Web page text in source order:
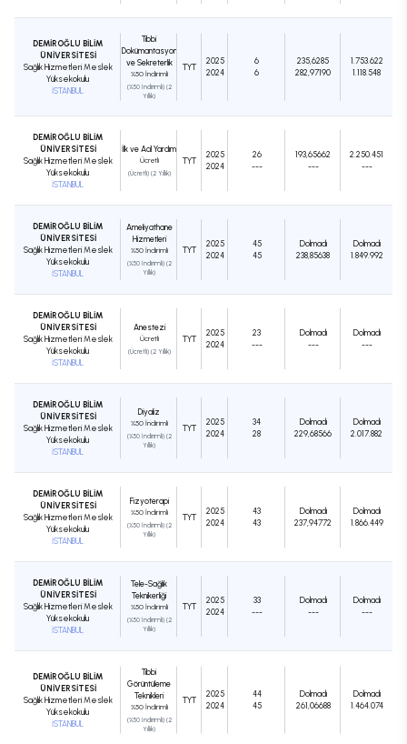
DEMİROĞLU BİLİM
ÜNİVERSİTESİ
Sağlık Hizmetleri Meslek
Yüksekokulu
İSTANBUL
Tıbbi
Dokümantasyon
ve Sekreterlik
%50 İndirimli
(%50 İndirimli) (2
Yıllık)
TYT
2025
2024
6
6
235,6285
282,97190
1.753.622
1.118.548
DEMİROĞLU BİLİM
ÜNİVERSİTESİ
Sağlık Hizmetleri Meslek
Yüksekokulu
İSTANBUL
İlk ve Acil Yardım
Ücretli
(Ücretli) (2 Yıllık)
TYT
2025
2024
26
---
193,65662
---
2.250.451
---
DEMİROĞLU BİLİM
ÜNİVERSİTESİ
Sağlık Hizmetleri Meslek
Yüksekokulu
İSTANBUL
Ameliyathane
Hizmetleri
%50 İndirimli
(%50 İndirimli) (2
Yıllık)
TYT
2025
2024
45
45
Dolmadı
238,85638
Dolmadı
1.849.992
DEMİROĞLU BİLİM
ÜNİVERSİTESİ
Sağlık Hizmetleri Meslek
Yüksekokulu
İSTANBUL
Anestezi
Ücretli
(Ücretli) (2 Yıllık)
TYT
2025
2024
23
---
Dolmadı
---
Dolmadı
---
DEMİROĞLU BİLİM
ÜNİVERSİTESİ
Sağlık Hizmetleri Meslek
Yüksekokulu
İSTANBUL
Diyaliz
%50 İndirimli
(%50 İndirimli) (2
Yıllık)
TYT
2025
2024
34
28
Dolmadı
229,68566
Dolmadı
2.017.882
DEMİROĞLU BİLİM
ÜNİVERSİTESİ
Sağlık Hizmetleri Meslek
Yüksekokulu
İSTANBUL
Fizyoterapi
%50 İndirimli
(%50 İndirimli) (2
Yıllık)
TYT
2025
2024
43
43
Dolmadı
237,94772
Dolmadı
1.866.449
DEMİROĞLU BİLİM
ÜNİVERSİTESİ
Sağlık Hizmetleri Meslek
Yüksekokulu
İSTANBUL
Tele-Sağlık
Teknikerliği
%50 İndirimli
(%50 İndirimli) (2
Yıllık)
TYT
2025
2024
33
---
Dolmadı
---
Dolmadı
---
DEMİROĞLU BİLİM
ÜNİVERSİTESİ
Sağlık Hizmetleri Meslek
Yüksekokulu
İSTANBUL
Tıbbi
Görüntüleme
Teknikleri
%50 İndirimli
(%50 İndirimli) (2
Yıllık)
TYT
2025
2024
44
45
Dolmadı
261,06688
Dolmadı
1.464.074